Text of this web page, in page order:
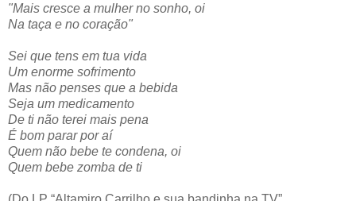
"Mais cresce a mulher no sonho, oi
Na taça e no coração"
Sei que tens em tua vida
Um enorme sofrimento
Mas não penses que a bebida
Seja um medicamento
De ti não terei mais pena
É bom parar por aí
Quem não bebe te condena, oi
Quem bebe zomba de ti